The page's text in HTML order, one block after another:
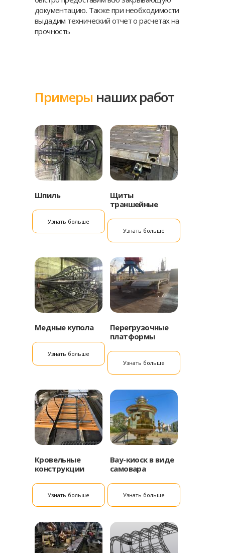
документацию. Также при необходимости
выдадим технический отчет о расчетах на
прочность
Примеры наших работ
Шпиль
Узнать больше
Щиты
траншейные
Узнать больше
Медные купола
Узнать больше
Перегрузочные
платформы
Узнать больше
Кровельные
конструкции
Узнать больше
Вау-киоск в виде
самовара
Узнать больше